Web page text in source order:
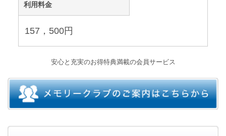
利用料金
157，500円
安心と充実のお得特典満載の会員サービス